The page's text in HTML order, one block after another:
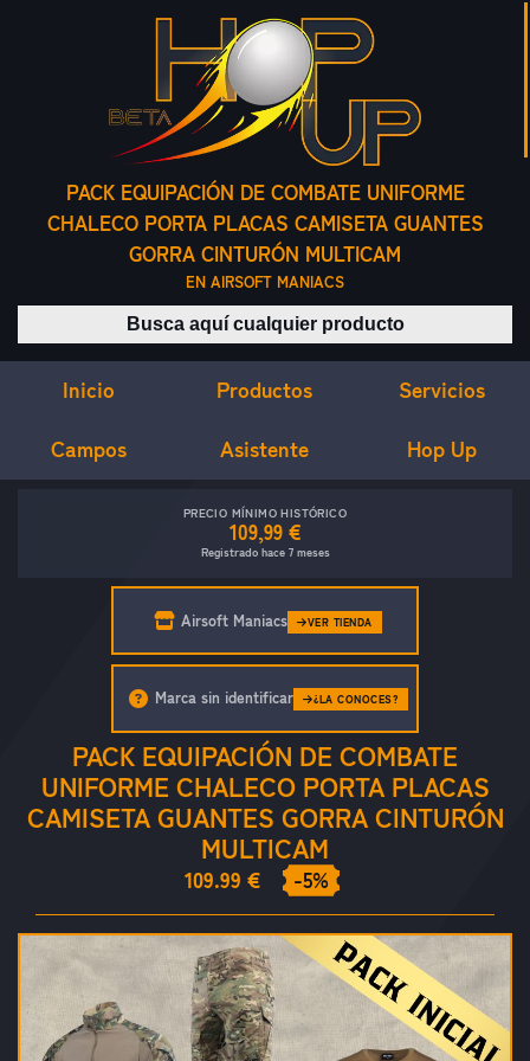
PACK EQUIPACIÓN DE COMBATE UNIFORME
CHALECO PORTA PLACAS CAMISETA GUANTES
GORRA CINTURÓN MULTICAM
EN AIRSOFT MANIACS
Buscar productos
Inicio Productos Servicios
Campos Asistente Hop Up
PRECIO MÍNIMO HISTÓRICO
109,99 €
Registrado hace 7 meses
Airsoft Maniacs VER TIENDA
PACK EQUIPACIÓN DE COMBATE
UNIFORME CHALECO PORTA PLACAS
CAMISETA GUANTES GORRA CINTURÓN
MULTICAM
109.99 € -5%
Marca sin identificar ¿LA CONOCES?